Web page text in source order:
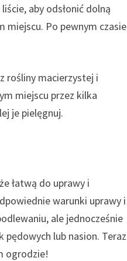
aby odsłonić dolną
miejscu. Po pewnym czasie
rośliny macierzystej i
miejscu przez kilka
je pielęgnuj.
łatwą do uprawy i
warunki uprawy i
ale jednocześnie
pędowych lub nasion. Teraz
ogrodzie!